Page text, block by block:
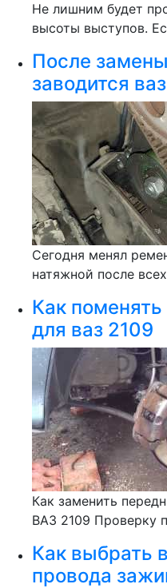
Не лишним будет
высоты выступов.
После
заводится ваз
Сегодня менял
натяжной после
Как
для ваз 2109
Как заменить
ВАЗ 2109 Проверку
Как выбрать
провода